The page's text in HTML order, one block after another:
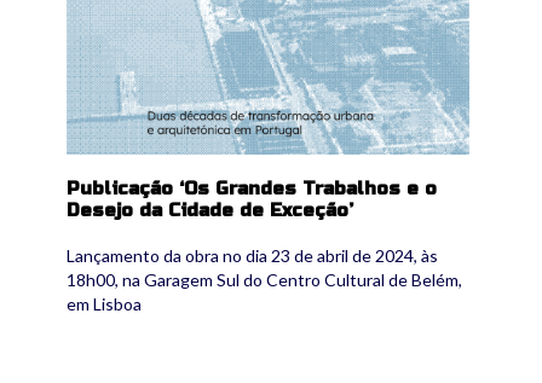
Publicação ‘Os Grandes Trabalhos e o
Desejo da Cidade de Exceção’
Lançamento da obra no dia 23 de abril de 2024, às
18h00, na Garagem Sul do Centro Cultural de Belém,
em Lisboa